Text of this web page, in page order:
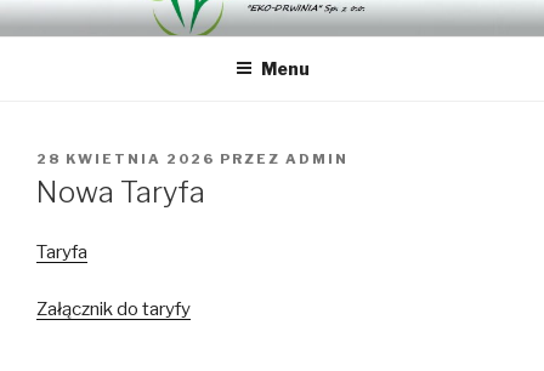
Przejdź
do
"EKO-DRWINIA" SP. Z O.O.
"EKO-DRWINIA" Sp. z o.o.
Menu
OPUBLIKOWANE
W
28 KWIETNIA 2026 PRZEZ ADMIN
Nowa Taryfa
Taryfa
Załącznik do taryfy